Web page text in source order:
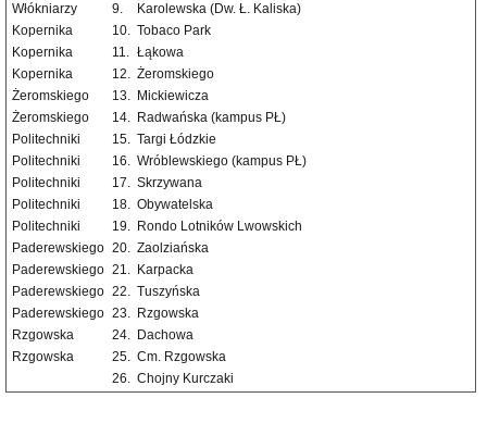
Włókniarzy
9.
Karolewska (Dw. Ł. Kaliska)
Kopernika
10. Tobaco Park
Kopernika
11. Łąkowa
Kopernika
12. Żeromskiego
Żeromskiego
13. Mickiewicza
Żeromskiego
14. Radwańska (kampus PŁ)
Politechniki
15. Targi Łódzkie
Politechniki
16. Wróblewskiego (kampus PŁ)
Politechniki
17. Skrzywana
Politechniki
18. Obywatelska
Politechniki
19. Rondo Lotników Lwowskich
Paderewskiego 20. Zaolziańska
Paderewskiego 21. Karpacka
Paderewskiego 22. Tuszyńska
Paderewskiego 23. Rzgowska
Rzgowska
24. Dachowa
Rzgowska
25. Cm. Rzgowska
26. Chojny Kurczaki